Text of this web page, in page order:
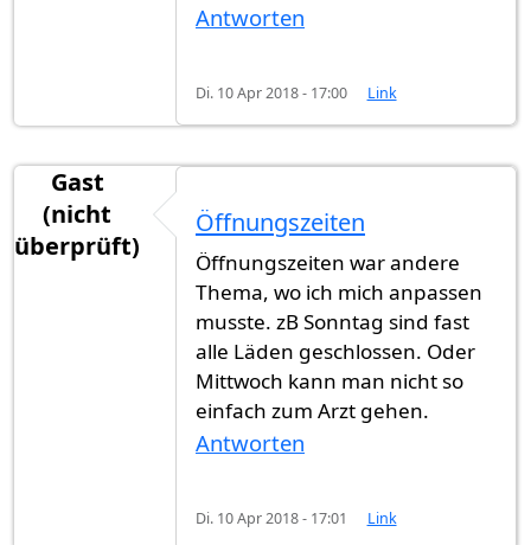
Antworten
Di. 10 Apr 2018 - 17:00 Link
Gast
(nicht
überprüft)
Öffnungszeiten
Öffnungszeiten war andere
Thema, wo ich mich anpassen
musste. zB Sonntag sind fast
alle Läden geschlossen. Oder
Mittwoch kann man nicht so
einfach zum Arzt gehen.
Antworten
Di. 10 Apr 2018 - 17:01 Link